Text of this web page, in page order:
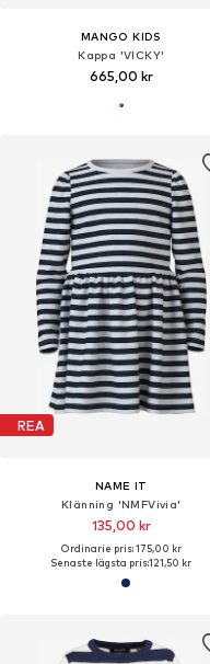
MANGO KIDS
Kappa 'VICKY'
665,00 kr
REA
NAME IT
Klänning 'NMFVivia'
135,00 kr
Ordinarie pris: 175,00 kr
Senaste lägsta pris:121,50 kr